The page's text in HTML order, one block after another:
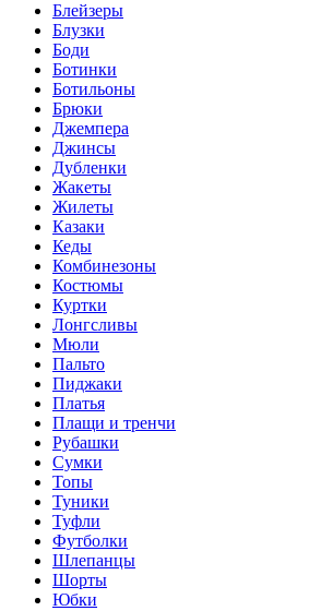
Блейзеры
Блузки
Боди
Ботинки
Ботильоны
Брюки
Джемпера
Джинсы
Дубленки
Жакеты
Жилеты
Казаки
Кеды
Комбинезоны
Костюмы
Куртки
Лонгсливы
Мюли
Пальто
Пиджаки
Платья
Плащи и тренчи
Рубашки
Сумки
Топы
Туники
Туфли
Футболки
Шлепанцы
Шорты
Юбки